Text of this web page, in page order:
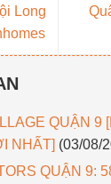
Long
QUẬN 9
NHẤT] (03/08/
QUẬN 9: